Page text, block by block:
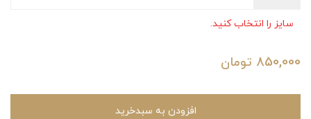
سایز را انتخاب کنید.
850,000 تومان
افزودن به سبدخرید